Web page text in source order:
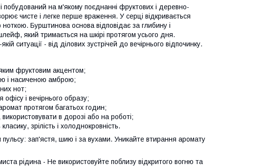
на м'якому поєднанні фруктових і деревно-
чисте і легке перше враження. У серці відкривається
Бурштинова основа відповідає за глибину і
який тримається на шкірі протягом усього дня.
ситуації - від ділових зустрічей до вечірнього відпочинку.
фруктовим акцентом;
і насиченою амброю;
нот;
і вечірнього образу;
протягом багатьох годин;
в дорозі або на роботі;
зрілість і холоднокровність.
зап'ястя, шию і за вухами. Уникайте втирання аромату
рідина - Не використовуйте поблизу відкритого вогню та